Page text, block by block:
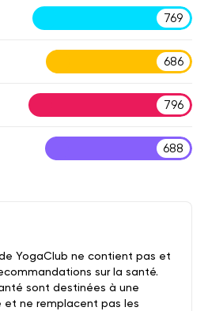
769
686
796
688
YogaClub ne contient pas et
sur la santé.
sont destinées à une
ne remplacent pas les